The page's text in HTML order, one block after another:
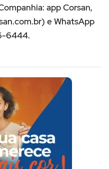
app Corsan,
e WhatsApp
6444.